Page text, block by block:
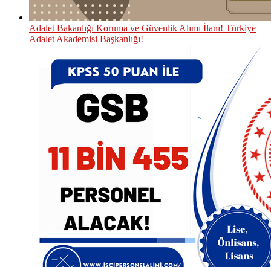
Adalet Bakanlığı Koruma ve Güvenlik Alımı İlanı! Türkiye
Adalet Akademisi Başkanlığı!